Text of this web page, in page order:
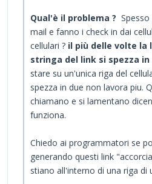
Qual'è il problema ?
mail e fanno i check in dai
cellulari ? il più delle volte la
stringa del link si spezza in
stare su un'unica riga del
spezza in due non lavora piu.
chiamano e si lamentano
funziona.
Chiedo ai programmatori se
generando questi link
stiano all'interno di una riga di